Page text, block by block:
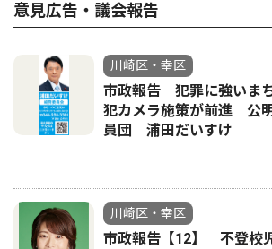
意見広告・議会報告
川崎区・幸区
市政報告 犯罪に強いま
犯カメラ施策が前進 公
員団 浦田だいすけ
川崎区・幸区
市政報告【12】 不登校